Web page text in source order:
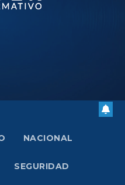
NACIONAL
SEGURIDAD